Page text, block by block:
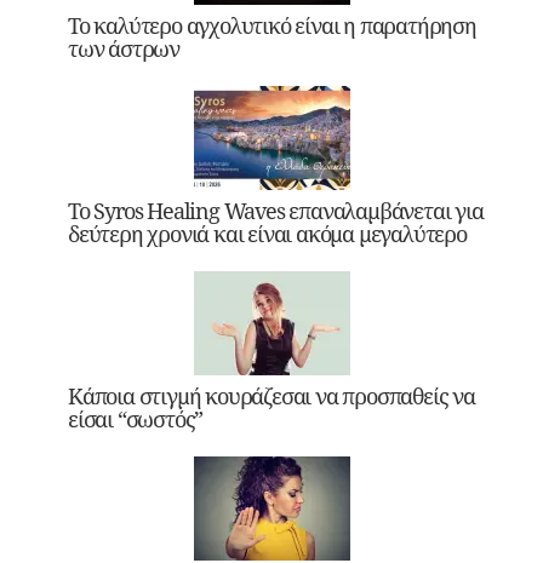
Το καλύτερο αγχολυτικό είναι η παρατήρηση
των άστρων
Το Syros Healing Waves επαναλαμβάνεται για
δεύτερη χρονιά και είναι ακόμα μεγαλύτερο
Κάποια στιγμή κουράζεσαι να προσπαθείς να
είσαι “σωστός”